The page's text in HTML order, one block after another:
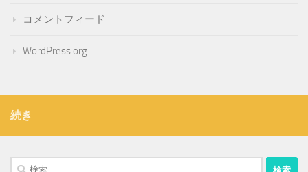
コメントフィード
WordPress.org
続き
検